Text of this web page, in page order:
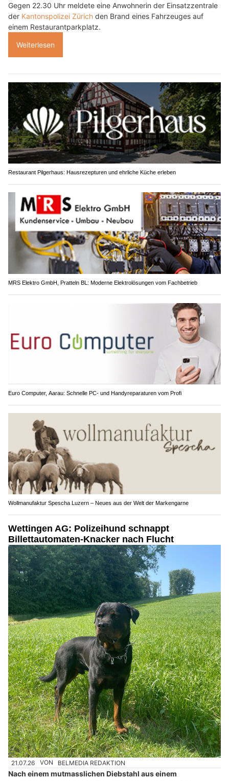
Gegen 22.30 Uhr meldete eine Anwohnerin der Einsatzzentrale
der Kantonspolizei Zürich den Brand eines Fahrzeuges auf
einem Restaurantparkplatz.
Weiterlesen
Restaurant Pilgerhaus: Hausrezepturen und ehrliche Küche erleben
MRS Elektro GmbH, Pratteln BL: Moderne Elektrolösungen vom Fachbetrieb
Euro Computer, Aarau: Schnelle PC- und Handyreparaturen vom Profi
Wollmanufaktur Spescha Luzern – Neues aus der Welt der Markengarne
Wettingen AG: Polizeihund schnappt
Billettautomaten-Knacker nach Flucht
21.07.26 VON BELMEDIA REDAKTION
Nach einem mutmasslichen Diebstahl aus einem